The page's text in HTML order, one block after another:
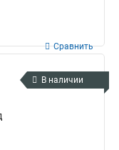
Сравнить
В наличии